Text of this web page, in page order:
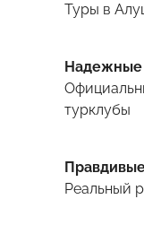
Туры в
Надежные
турклубы
Реальный